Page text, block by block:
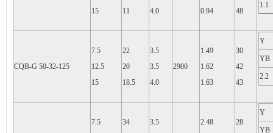
15
11
4.0
0.94
48
1.1
CQB-G 50-32-125
7.5
12.5
15
22
20
18.5
3.5
3.5
4.0
2900
1.49
1.62
1.63
30
42
43
Y
YB
2.2
7.5
34
3.5
2.48
28
Y
YB